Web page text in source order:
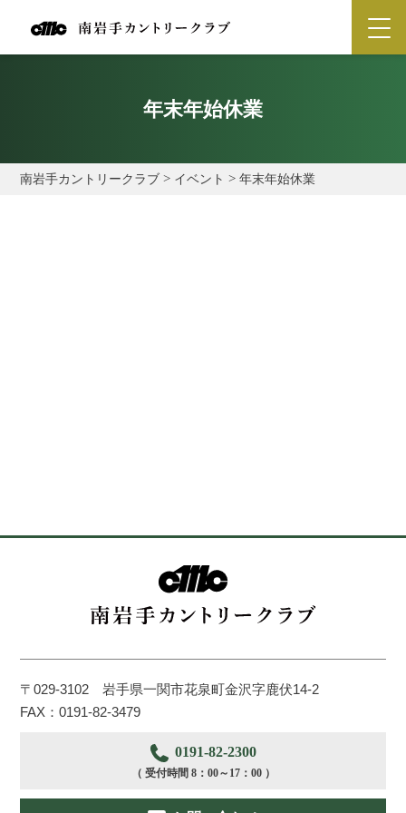
年末年始休業
南岩手カントリークラブ > イベント >年末年始休業
〒029-3102 岩手県一関市花泉町金沢字鹿伏14-2
FAX：0191-82-3479
0191-82-2300
（ 受付時間 8：00～17：00 ）